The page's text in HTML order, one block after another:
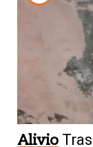
Alivio